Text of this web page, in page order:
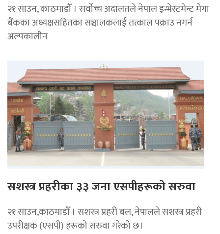
२१ साउन, काठमाडाैँ । सर्वोच्च अदालतले नेपाल इन्भेस्टमेन्ट मेगा
बैंकका अध्यक्षसहितका सञ्चालकलाई तत्काल पक्राउ नगर्न
अल्पकालीन
सशस्त्र प्रहरीका ३३ जना एसपीहरूको सरुवा
२१ साउन,काठमाडौँ । सशस्त्र प्रहरी बल, नेपालले सशस्त्र प्रहरी
उपरीक्षक (एसपी) हरूको सरुवा गरेको छ।